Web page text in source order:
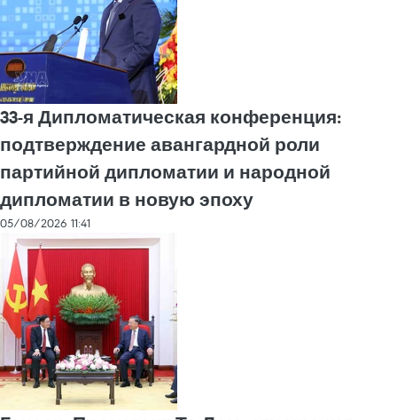
33-я Дипломатическая конференция:
подтверждение авангардной роли
партийной дипломатии и народной
дипломатии в новую эпоху
05/08/2026 11:41